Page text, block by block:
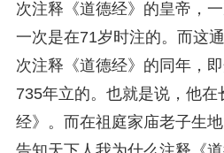
次注释《道德经》的皇帝，
一次是在71岁时注的。而这
次注释《道德经》的同年，
735年立的。也就是说，他
经》。而在祖庭家庙老子生